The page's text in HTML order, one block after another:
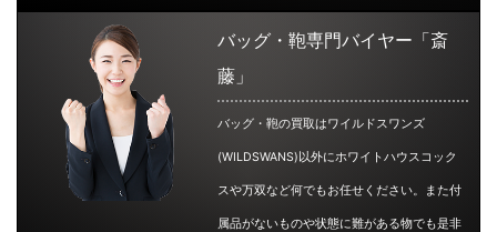
バッグ・鞄専門バイヤー「斎
藤」
バッグ・鞄の買取はワイルドスワンズ
(WILDSWANS)以外にホワイトハウスコック
スや万双など何でもお任せください。また付
属品がないものや状態に難がある物でも是非